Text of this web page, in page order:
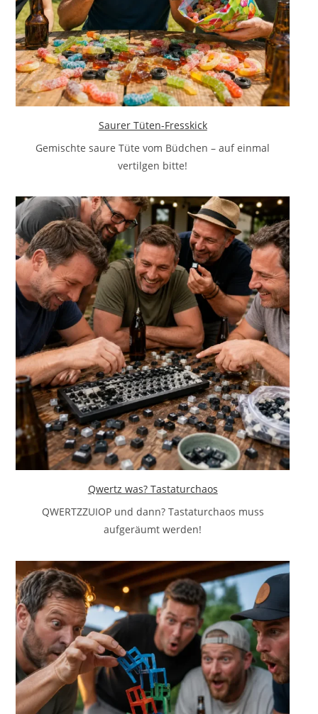
Saurer Tüten-Fresskick
Gemischte saure Tüte vom Büdchen – auf einmal
vertilgen bitte!
Qwertz was? Tastaturchaos
QWERTZZUIOP und dann? Tastaturchaos muss
aufgeräumt werden!